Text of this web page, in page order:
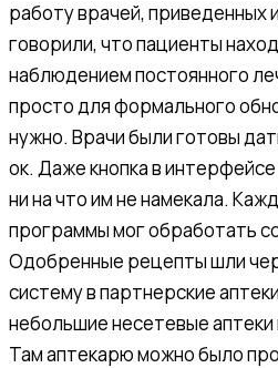
работу врачей, приведенных
говорили, что пациенты
наблюдением постоянного
просто для формального
нужно. Врачи были готовы
ок. Даже кнопка в
ни на что им не намекала.
программы мог обработать
Одобренные рецепты шли
систему в партнерские
небольшие несетевые аптеки
Там аптекарю можно было